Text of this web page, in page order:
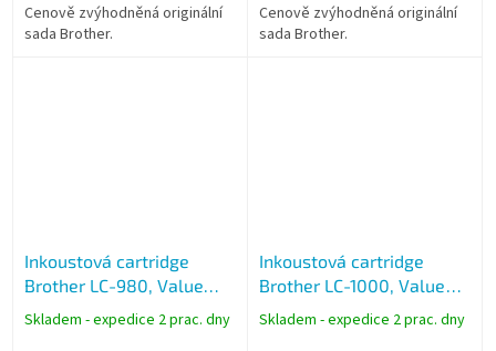
Cenově zvýhodněná originální
sada Brother.
Cenově zvýhodněná originální
sada Brother.
Inkoustová cartridge
Brother LC-980, Value
Pack
Skladem - expedice 2 prac. dny
Inkoustová cartridge
Brother LC-1000, Value
Pack
Skladem - expedice 2 prac. dny